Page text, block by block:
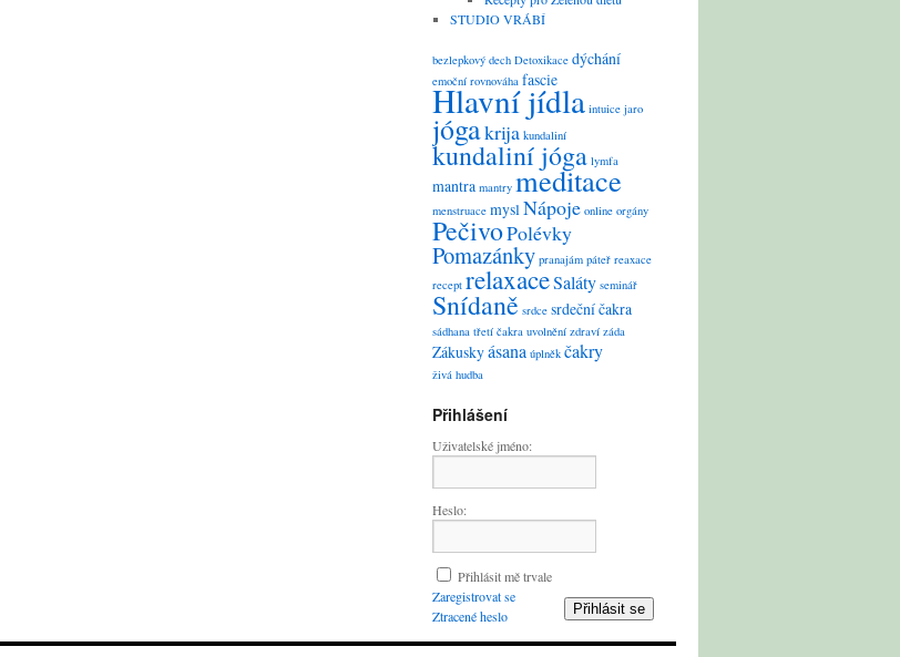
STUDIO VRÁBÍ
bezlepkový dech Detoxikace dýchání
emoční rovnováha fascie
Hlavní jídla intuice jaro
jógakrija kundaliní
kundaliní jóga lymfa
mantra mantry meditace
menstruace myslNápoje online orgány
PečivoPolévky
Pomazánky pranajám páteř reaxace
recept relaxaceSaláty seminář
Snídaně srdce srdeční čakra
sádhana třetí čakra uvolnění zdraví záda
Zákuskyásana úplněk čakry
živá hudba
Přihlášení
Uživatelské jméno:
Heslo:
Přihlásit mě trvale
Přihlásit se
Zaregistrovat se
Ztracené heslo